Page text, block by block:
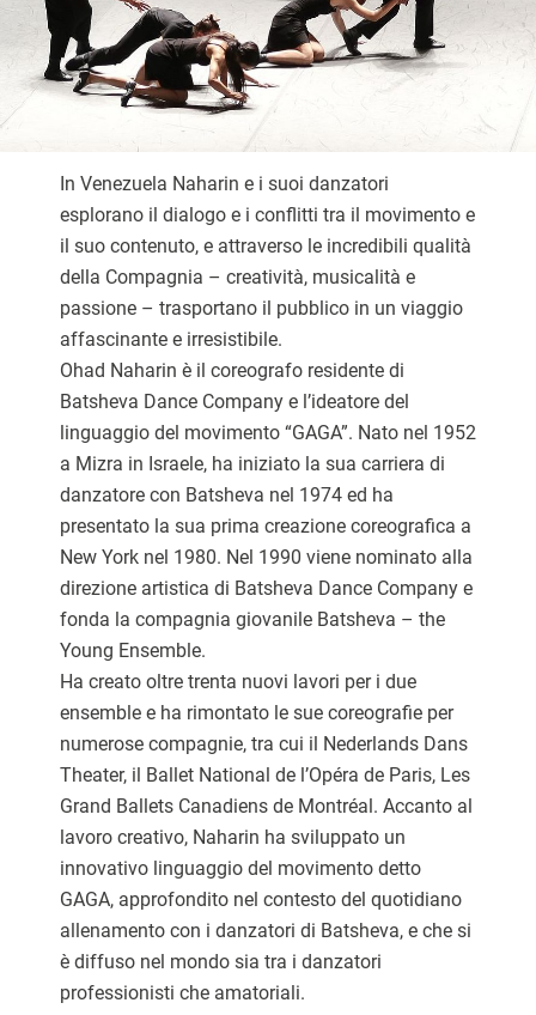
In Venezuela Naharin e i suoi danzatori
esplorano il dialogo e i conflitti tra il movimento e
il suo contenuto, e attraverso le incredibili qualità
della Compagnia – creatività, musicalità e
passione – trasportano il pubblico in un viaggio
affascinante e irresistibile.
Ohad Naharin è il coreografo residente di
Batsheva Dance Company e l’ideatore del
linguaggio del movimento “GAGA”. Nato nel 1952
a Mizra in Israele, ha iniziato la sua carriera di
danzatore con Batsheva nel 1974 ed ha
presentato la sua prima creazione coreografica a
New York nel 1980. Nel 1990 viene nominato alla
direzione artistica di Batsheva Dance Company e
fonda la compagnia giovanile Batsheva – the
Young Ensemble.
Ha creato oltre trenta nuovi lavori per i due
ensemble e ha rimontato le sue coreografie per
numerose compagnie, tra cui il Nederlands Dans
Theater, il Ballet National de l’Opéra de Paris, Les
Grand Ballets Canadiens de Montréal. Accanto al
lavoro creativo, Naharin ha sviluppato un
innovativo linguaggio del movimento detto
GAGA, approfondito nel contesto del quotidiano
allenamento con i danzatori di Batsheva, e che si
è diffuso nel mondo sia tra i danzatori
professionisti che amatoriali.